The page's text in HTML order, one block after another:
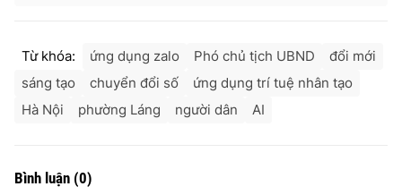
Từ khóa: ứng dụng zalo Phó chủ tịch UBND
đổi mới
sáng tạo
chuyển đổi số
ứng dụng trí tuệ nhân tạo
Hà Nội
phường Láng người dân AI
Bình luận (0)